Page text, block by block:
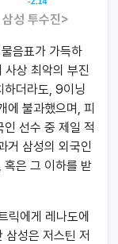
성 투수진>
음표가 가득하
사상 최악의 부진
하더라도, 9이닝
에 불과했으며, 피
선수 중 제일 적
거 삼성의 외국인
혹은 그 이하를 받
릭에게 레나도에
성은 저스틴 저